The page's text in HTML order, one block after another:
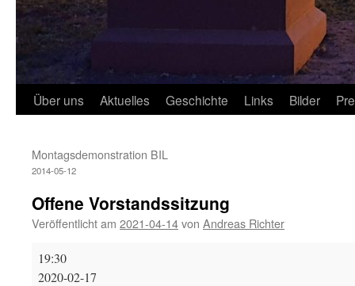
Über uns Aktuelles Geschichte Links Bilder
Montagsdemonstration BIL
2014-05-12
Offene Vorstandssitzung
Veröffentlicht am 2021-04-14von Andreas Richter
Offene
Vorstandssitzung
19:30
2020-02-17